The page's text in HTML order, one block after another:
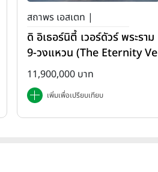
สถาพร เอสเตท |
ดิ อิเธอร์นิตี้ เวอร์ดัวร์ พระราม
9-วงแหวน (The Eternity Ve
rdure Rama 9-Wongwae
n)
11,900,000 บาท
เพิ่มเพื่อเปรียบเทียบ